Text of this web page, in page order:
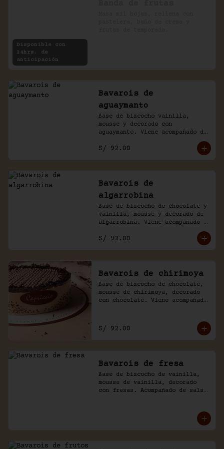
Disponible con
24hrs. de
anticipación
Bavarois de
aguaymanto
Base de bizcocho vainilla,
mousse y decorado con
aguaymanto. Viene acompañado de
S/ 92.00
Bavarois de
algarrobina
Base de bizcocho de chocolate y
vainilla, mousse y decorado de
algarrobina. Viene acompañado
S/ 92.00
Bavarois de chirimoya
Base de bizcocho de chocolate,
mousse de chirimoya, decorado
con chocolate. Viene acompañado
S/ 92.00
Bavarois de fresa
Base de bizcocho de vainilla,
mousse de vainilla, decorado
con fresas. Acompañado de salsa